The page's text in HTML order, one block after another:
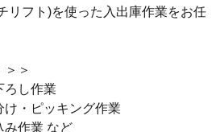
リフト)を使った入出庫作業をお任
＞＞
し作業
・ピッキング作業
作業 など